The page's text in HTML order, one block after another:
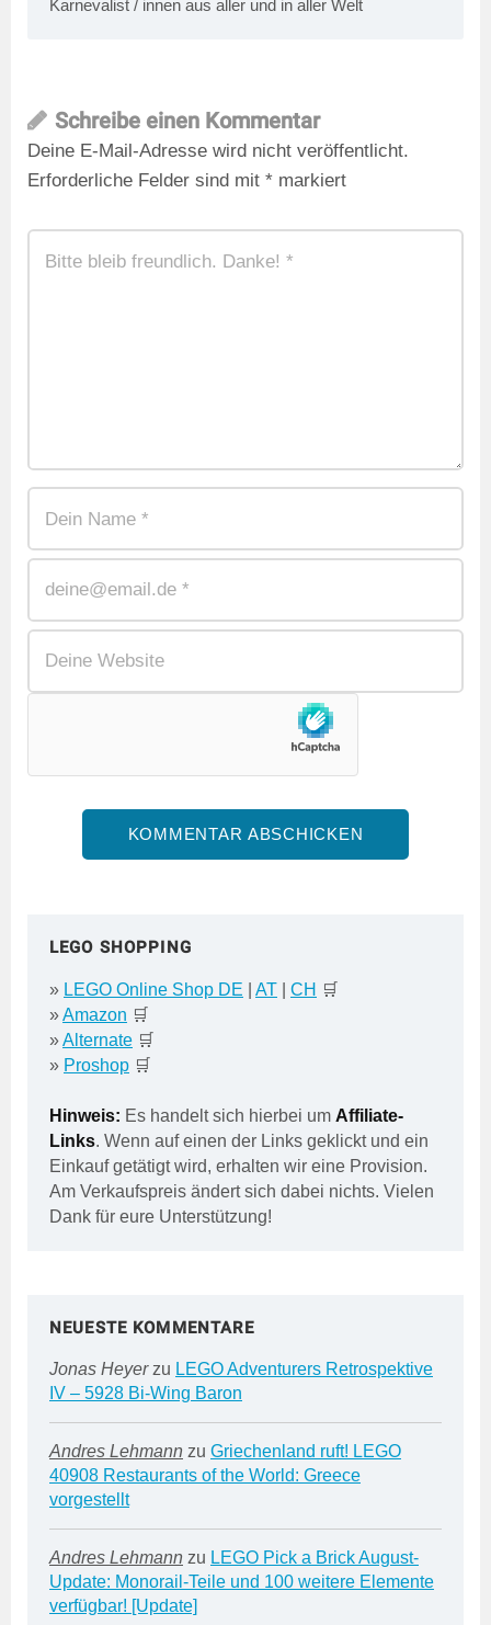
Karnevalist / innen aus aller und in aller Welt
Schreibe einen Kommentar
Deine E-Mail-Adresse wird nicht veröffentlicht.
Erforderliche Felder sind mit * markiert
LEGO SHOPPING
» LEGO Online Shop DE AT CH 🛒
»Amazon 🛒
»Alternate 🛒
» Proshop 🛒
Hinweis: Es handelt sich hierbei um Affiliate-
Links. Wenn auf einen der Links geklickt und ein
Einkauf getätigt wird, erhalten wir eine Provision.
Am Verkaufspreis ändert sich dabei nichts. Vielen
Dank für eure Unterstützung!
NEUESTE KOMMENTARE
Jonas Heyerzu LEGO Adventurers Retrospektive
IV – 5928 Bi-Wing Baron
Andres Lehmann zu Griechenland ruft! LEGO
40908 Restaurants of the World: Greece
vorgestellt
Andres Lehmann zu LEGO Pick a Brick August-
Update: Monorail-Teile und 100 weitere Elemente
verfügbar! [Update]